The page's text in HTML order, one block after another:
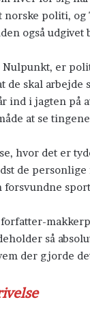
norske politi,
også udgivet
er
de skal arbejde
ind i jagten på
at se
hvor det er
de
forsvundne
så
der gjorde
Polarcirklen